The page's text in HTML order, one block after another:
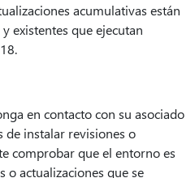
acumulativas están
existentes que ejecutan
en contacto con su asociado
de instalar revisiones o
comprobar que el entorno es
o actualizaciones que se